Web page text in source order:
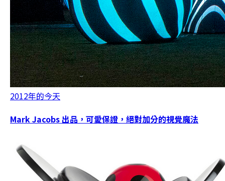
2012年的今天
Mark Jacobs 出品，可愛保證，絕對加分的視覺魔法